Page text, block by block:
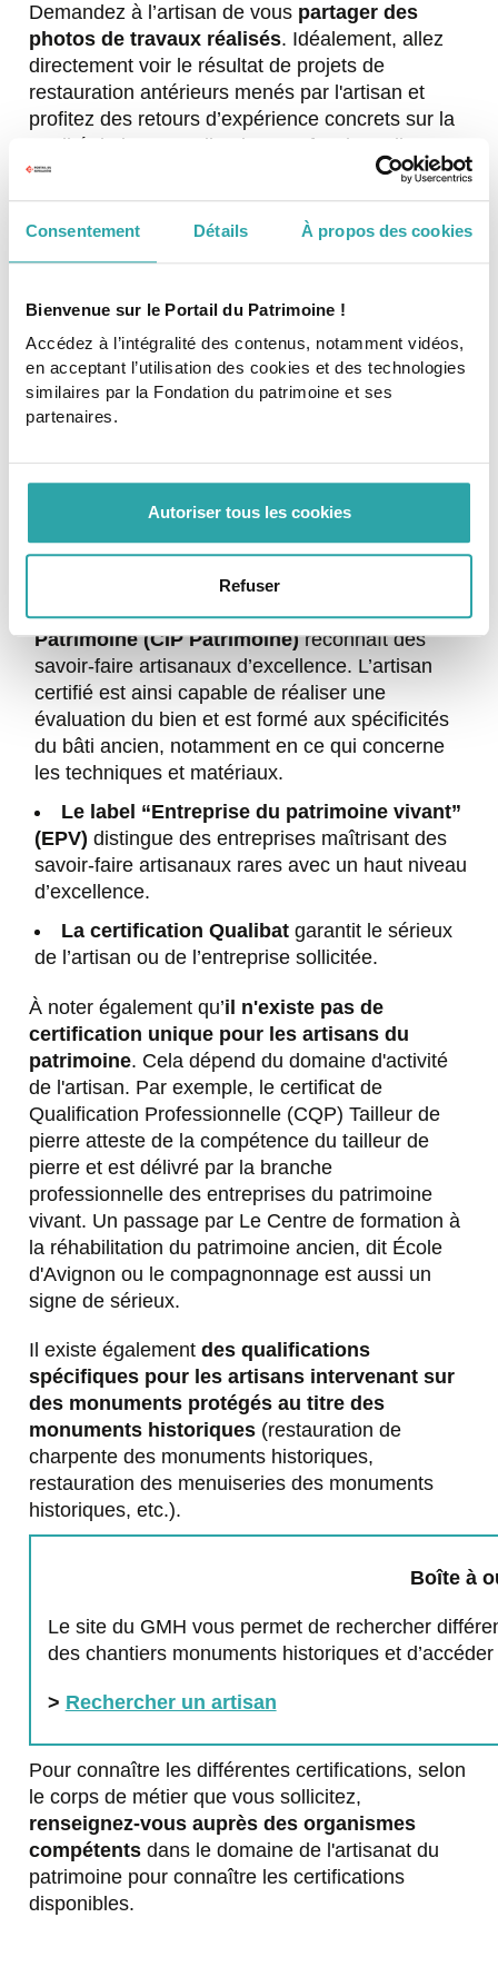
Consentement Détails À propos des cookies
Bienvenue sur le Portail du Patrimoine !
Accédez à l’intégralité des contenus, notamment vidéos,
en acceptant l’utilisation des cookies et des technologies
similaires par la Fondation du patrimoine et ses
partenaires.
Autoriser tous les cookies
Refuser
Demandez à l’artisan de vous partager des
photos de travaux réalisés. Idéalement, allez
directement voir le résultat de projets de
restauration antérieurs menés par l'artisan et
profitez des retours d’expérience concrets sur la
qualité de leur travail et leur professionnalisme.
TENEZ COMPTE DES
restauration du patrimoine. Vous pouvez
cependant bien regarder les certifications et
diplômes des artisans pour être sûrs d’avoir une
et la complexité d’un chantier sur de l’ancien.
Voici quelques certifications particulièrement
utiles pour des travaux de restauration sur un bâti
ancien :
Le Certificat d’Identité Professionnelle
Patrimoine (CIP Patrimoine)reconnaît des
savoir-faire artisanaux d’excellence. L’artisan
certifié est ainsi capable de réaliser une
évaluation du bien et est formé aux spécificités
du bâti ancien, notamment en ce qui concerne
les techniques et matériaux.
Le label “Entreprise du patrimoine vivant”
(EPV) distingue des entreprises maîtrisant des
savoir-faire artisanaux rares avec un haut niveau
d’excellence.
La certification Qualibatgarantit le sérieux
de l’artisan ou de l’entreprise sollicitée.
À noter également qu’il n'existe pas de
certification unique pour les artisans du
patrimoine. Cela dépend du domaine d'activité
de l'artisan. Par exemple, le certificat de
Qualification Professionnelle (CQP) Tailleur de
pierre atteste de la compétence du tailleur de
pierre et est délivré par la branche
professionnelle des entreprises du patrimoine
vivant. Un passage par Le Centre de formation à
la réhabilitation du patrimoine ancien, dit École
d'Avignon ou le compagnonnage est aussi un
signe de sérieux.
Il existe également des qualifications
spécifiques pour les artisans intervenant sur
des monuments protégés au titre des
monuments historiques(restauration de
charpente des monuments historiques,
restauration des menuiseries des monuments
historiques, etc.).
Boîte à
Le site du GMH vous permet de rechercher
des chantiers monuments historiques et
> Rechercher un artisan
Pour connaître les différentes certifications, selon
le corps de métier que vous sollicitez,
renseignez-vous auprès des organismes
compétents dans le domaine de l'artisanat du
patrimoine pour connaître les certifications
disponibles.